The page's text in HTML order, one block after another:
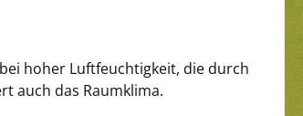
hoher Luftfeuchtigkeit, die durch
auch das Raumklima.